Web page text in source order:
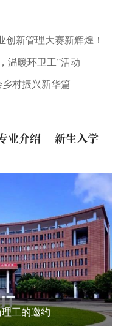
新管理大赛新辉煌！
温暖环卫工”活动
村振兴新华篇
业介绍 新生入学
工的邀约